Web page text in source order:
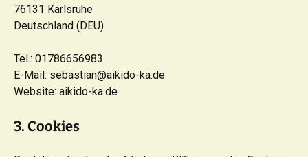
76131 Karlsruhe
Deutschland (DEU)
Tel.: 01786656983
E-Mail: sebastian@aikido-ka.de
Website: aikido-ka.de
3. Cookies